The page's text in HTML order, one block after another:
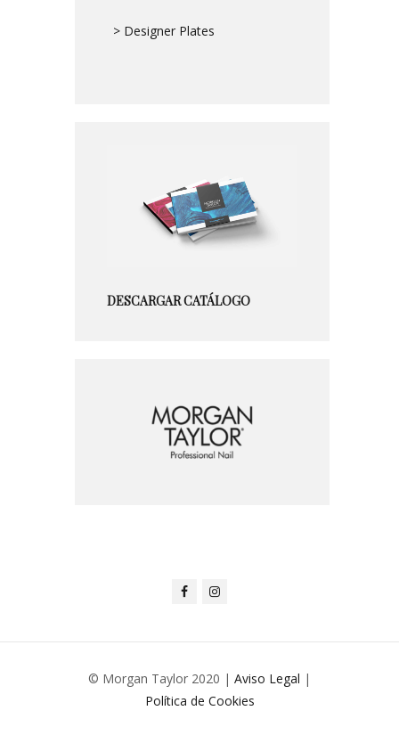
> Designer Plates
DESCARGAR CATÁLOGO
© Morgan Taylor 2020 | Aviso Legal |
Política de Cookies